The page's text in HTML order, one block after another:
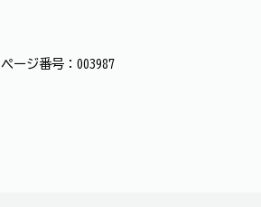
ページ番号：003987